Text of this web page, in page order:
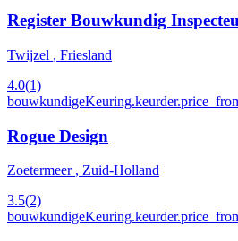
Register Bouwkundig
Twijzel , Friesland
4.0(1)
Rogue Design
Zoetermeer , Zuid-Holland
3.5(2)